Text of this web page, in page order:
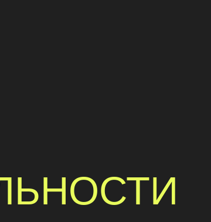
collide.team/